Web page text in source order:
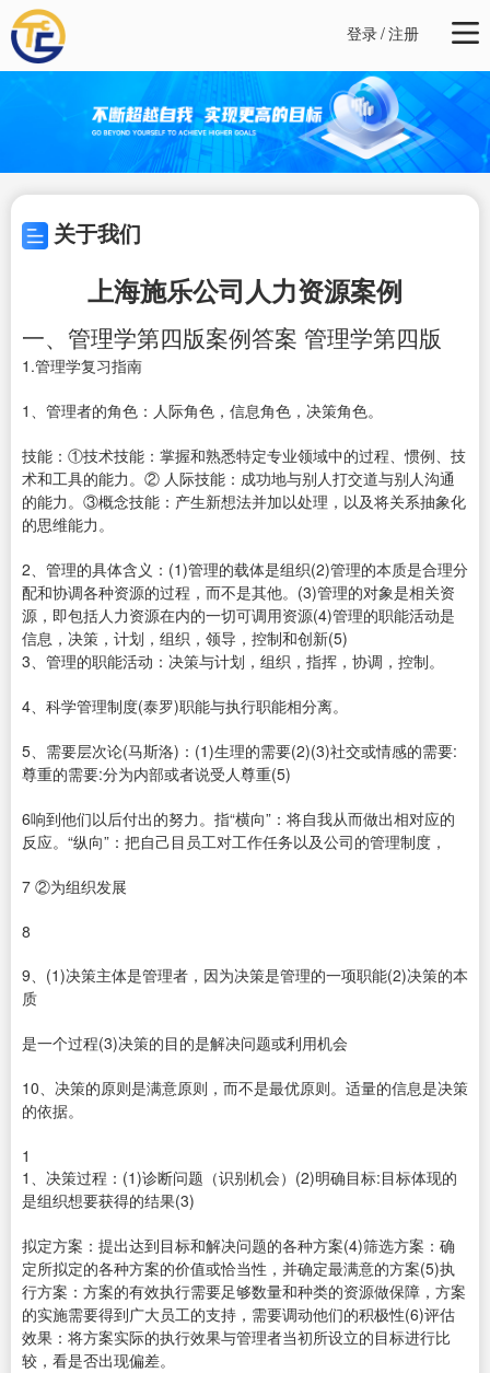
登录/注册
关于我们
上海施乐公司人力资源案例
一、管理学第四版案例答案 管理学第四版
1.管理学复习指南
1、管理者的角色：人际角色，信息角色，决策角色。
技能：①技术技能：掌握和熟悉特定专业领域中的过程、惯例、技
术和工具的能力。② 人际技能：成功地与别人打交道与别人沟通
的能力。③概念技能：产生新想法并加以处理，以及将关系抽象化
的思维能力。
2、管理的具体含义：(1)管理的载体是组织(2)管理的本质是合理分
配和协调各种资源的过程，而不是其他。(3)管理的对象是相关资
源，即包括人力资源在内的一切可调用资源(4)管理的职能活动是
信息，决策，计划，组织，领导，控制和创新(5)
3、管理的职能活动：决策与计划，组织，指挥，协调，控制。
4、科学管理制度(泰罗)职能与执行职能相分离。
5、需要层次论(马斯洛)：(1)生理的需要(2)(3)社交或情感的需要:
尊重的需要:分为内部或者说受人尊重(5)
6响到他们以后付出的努力。指“横向”：将自我从而做出相对应的
反应。“纵向”：把自己目员工对工作任务以及公司的管理制度，
7 ②为组织发展
8
9、(1)决策主体是管理者，因为决策是管理的一项职能(2)决策的本
质
是一个过程(3)决策的目的是解决问题或利用机会
10、决策的原则是满意原则，而不是最优原则。适量的信息是决策
的依据。
1
1、决策过程：(1)诊断问题（识别机会）(2)明确目标:目标体现的
是组织想要获得的结果(3)
拟定方案：提出达到目标和解决问题的各种方案(4)筛选方案：确
定所拟定的各种方案的价值或恰当性，并确定最满意的方案(5)执
行方案：方案的有效执行需要足够数量和种类的资源做保障，方案
的实施需要得到广大员工的支持，需要调动他们的积极性(6)评估
效果：将方案实际的执行效果与管理者当初所设立的目标进行比
较，看是否出现偏差。